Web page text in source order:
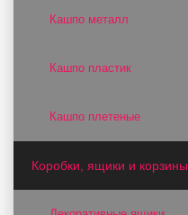
Кашпо металл
Кашпо пластик
Кашпо плетеные
Коробки, ящики и корзины